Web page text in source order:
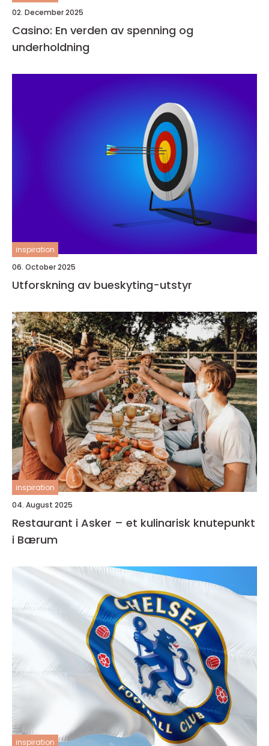
02. December 2025
Casino: En verden av spenning og
underholdning
inspiration
06. October 2025
Utforskning av bueskyting-utstyr
inspiration
04. August 2025
Restaurant i Asker – et kulinarisk knutepunkt
i Bærum
inspiration